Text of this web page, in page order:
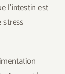
l’intestin est
stress